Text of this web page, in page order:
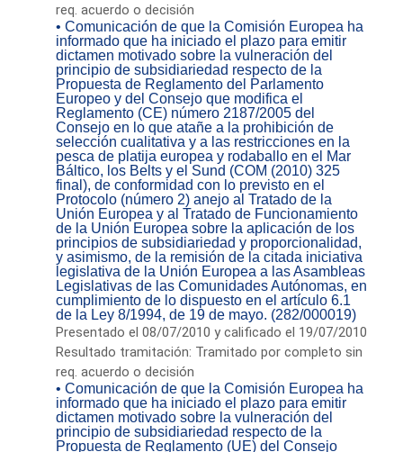
req. acuerdo o decisión
• Comunicación de que la Comisión Europea ha
informado que ha iniciado el plazo para emitir
dictamen motivado sobre la vulneración del
principio de subsidiariedad respecto de la
Propuesta de Reglamento del Parlamento
Europeo y del Consejo que modifica el
Reglamento (CE) número 2187/2005 del
Consejo en lo que atañe a la prohibición de
selección cualitativa y a las restricciones en la
pesca de platija europea y rodaballo en el Mar
Báltico, los Belts y el Sund (COM (2010) 325
final), de conformidad con lo previsto en el
Protocolo (número 2) anejo al Tratado de la
Unión Europea y al Tratado de Funcionamiento
de la Unión Europea sobre la aplicación de los
principios de subsidiariedad y proporcionalidad,
y asimismo, de la remisión de la citada iniciativa
legislativa de la Unión Europea a las Asambleas
Legislativas de las Comunidades Autónomas, en
cumplimiento de lo dispuesto en el artículo 6.1
de la Ley 8/1994, de 19 de mayo. (282/000019)
Presentado el 08/07/2010 y calificado el 19/07/2010
Resultado tramitación: Tramitado por completo sin
req. acuerdo o decisión
• Comunicación de que la Comisión Europea ha
informado que ha iniciado el plazo para emitir
dictamen motivado sobre la vulneración del
principio de subsidiariedad respecto de la
Propuesta de Reglamento (UE) del Consejo